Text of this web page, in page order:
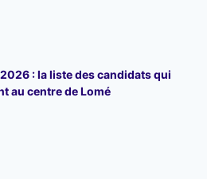
: la liste des candidats qui
au centre de Lomé